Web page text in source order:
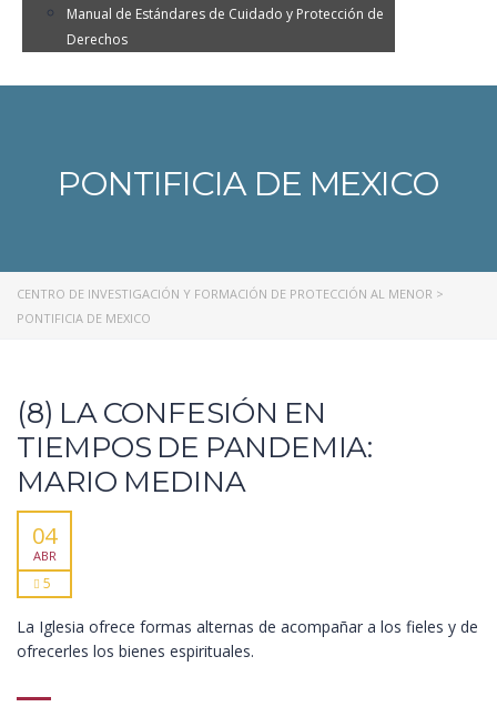
Manual de Estándares de Cuidado y Protección de
Derechos
PONTIFICIA DE MEXICO
CENTRO DE INVESTIGACIÓN Y FORMACIÓN DE PROTECCIÓN AL MENOR >
PONTIFICIA DE MEXICO
(8) LA CONFESIÓN EN
TIEMPOS DE PANDEMIA:
MARIO MEDINA
04
ABR
5
La Iglesia ofrece formas alternas de acompañar a los fieles y de
ofrecerles los bienes espirituales.